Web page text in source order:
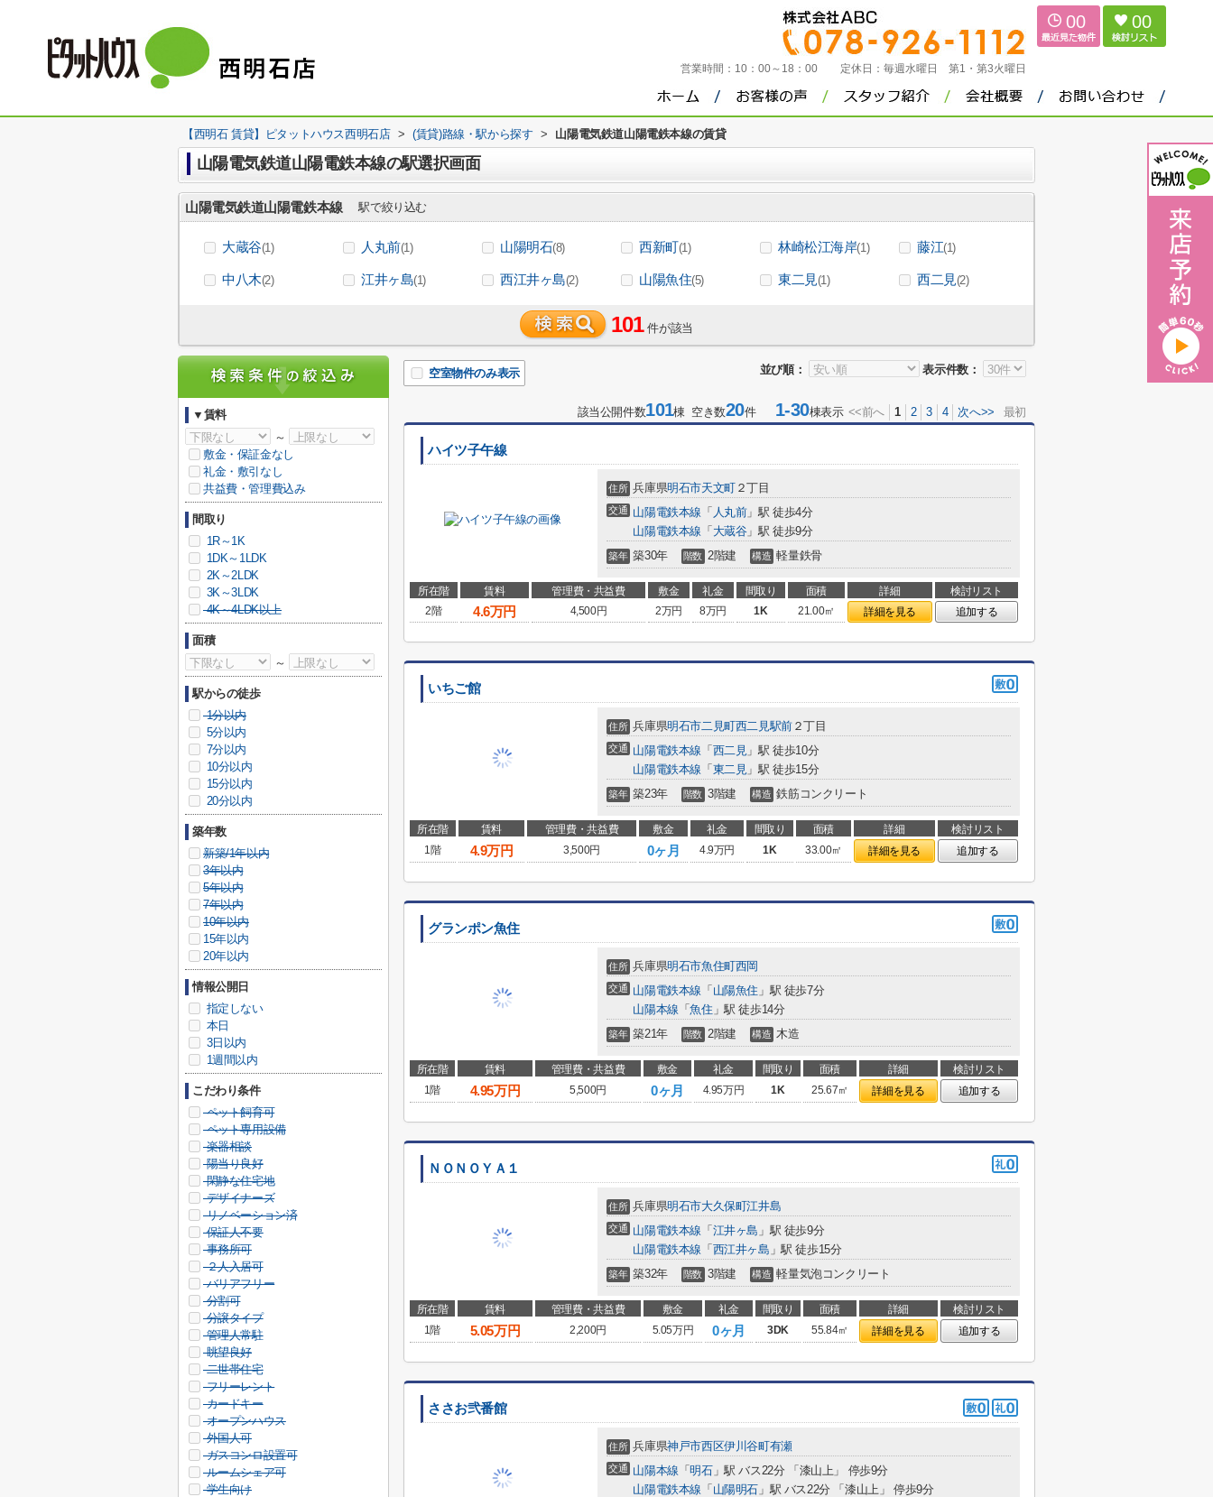
営業時間： 10：00～18：00 定休日： 毎週水曜日 第1・第3火曜日
00 00
【西明石 賃貸】ピタットハウス西明石店 > (賃貸)路線・駅から探す > 山陽電気鉄道山陽電鉄本線の賃貸
山陽電気鉄道山陽電鉄本線の駅選択画面
山陽電気鉄道山陽電鉄本線 駅で絞り込む
大蔵谷(1) 人丸前(1) 山陽明石(8) 西新町(1) 林崎松江海岸(1) 藤江(1)
中八木(2) 江井ヶ島(1) 西江井ヶ島(2) 山陽魚住(5) 東二見(1) 西二見(2)
101 件が該当
並び順： 表示件数：
空室物件のみ表示
該当公開件数101棟 空き数20件1-30棟表示 <<前へ 1 2 3 4 次へ>> 最初
ハイツ子午線
住所 兵庫県明石市天文町２丁目
交通 山陽電鉄本線 「 人丸前」駅 徒歩4分
山陽電鉄本線 「 大蔵谷」駅 徒歩9分
築年 築30年 階数 2階建 構造 軽量鉄骨
所在階 賃料 管理費・共益費 敷金 礼金 間取り 面積 詳細
検討リスト
2階
4.6万円 4,500円 2万円 8万円 1K 21.00㎡ 詳細を見る 追加する
いちご館
住所 兵庫県明石市二見町西二見駅前２丁目
交通 山陽電鉄本線 「 西二見」駅 徒歩10分
山陽電鉄本線 「 東二見」駅 徒歩15分
築年 築23年 階数 3階建 構造 鉄筋コンクリート
所在階 賃料 管理費・共益費 敷金 礼金 間取り 面積 詳細
検討リスト
1階
4.9万円 3,500円 0ヶ月 4.9万円 1K 33.00㎡ 詳細を見る 追加する
グランポン魚住
住所 兵庫県明石市魚住町西岡
交通 山陽電鉄本線 「 山陽魚住 」駅 徒歩7分
山陽本線 「魚住 」駅 徒歩14分
築年 築21年 階数 2階建 構造 木造
所在階 賃料 管理費・共益費 敷金 礼金 間取り 面積 詳細
検討リスト
1階
4.95万円 5,500円 0ヶ月 4.95万円 1K 25.67㎡ 詳細を見る 追加する
ＮＯＮＯＹＡ１
住所 兵庫県明石市大久保町江井島
交通 山陽電鉄本線 「 江井ヶ島 」駅 徒歩9分
山陽電鉄本線 「 西江井ヶ島 」駅 徒歩15分
築年 築32年 階数 3階建 構造 軽量気泡コンクリート
所在階 賃料 管理費・共益費 敷金 礼金 間取り 面積 詳細
検討リスト
1階
5.05万円 2,200円 5.05万円 0ヶ月 3DK 55.84㎡ 詳細を見る 追加する
ささお弐番館
住所 兵庫県神戸市西区伊川谷町有瀬
交通 山陽本線 「明石」駅 バス22分 「漆山上」 停歩9分
山陽電鉄本線 「 山陽明石 」駅 バス22分 「漆山上」 停歩9分
▼賃料
～
敷金・保証金なし
礼金・敷引なし
共益費・管理費込み
間取り
1R～1K
1DK～1LDK
2K～2LDK
3K～3LDK
4K～4LDK以上
面積
～
駅からの徒歩
1分以内
5分以内
7分以内
10分以内
15分以内
20分以内
築年数
新築/1年以内
3年以内
5年以内
7年以内
10年以内
15年以内
20年以内
情報公開日
指定しない
本日
3日以内
1週間以内
こだわり条件
ペット飼育可
ペット専用設備
楽器相談
陽当り良好
閑静な住宅地
デザイナーズ
リノベーション済
保証人不要
事務所可
２人入居可
バリアフリー
分割可
分譲タイプ
管理人常駐
眺望良好
二世帯住宅
フリーレント
カードキー
オープンハウス
外国人可
ガスコンロ設置可
ルームシェア可
学生向け